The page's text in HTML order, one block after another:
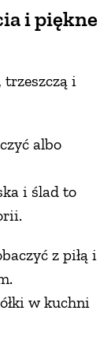
i piękne
trzeszczą i
albo
i ślad to
z piłą i
w kuchni